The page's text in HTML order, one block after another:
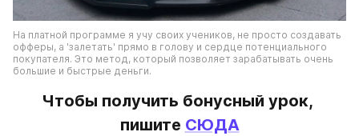
На платной программе я учу своих учеников, не просто создавать
офферы, а 'залетать' прямо в голову и сердце потенциального
покупателя. Это метод, который позволяет зарабатывать очень
большие и быстрые деньги.
Чтобы получить бонусный урок,
пишите СЮДА